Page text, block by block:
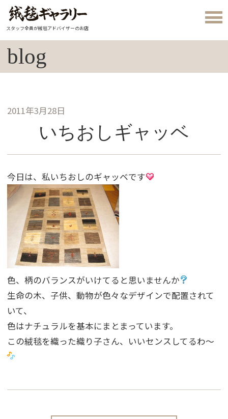
スタッフ全員が絨毯アドバイザーのお店
blog
2011年3月28日
いちおしギャッベ
今日は、私いちおしのギャッベです
色、柄のバランスがいけてると思いませんか
生命の木、子供、動物が色々なデザインで配置されて
いて、
色はナチュラルを基本にまとまっています。
この絨毯を織った織り子さん、いいセンスしてるわ〜